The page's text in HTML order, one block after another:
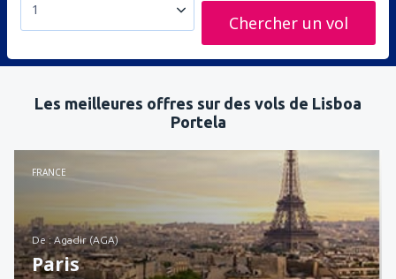
1
Chercher un vol
Les meilleures offres sur des vols de Lisboa
Portela
FRANCE
de : Agadir (AGA)
Paris